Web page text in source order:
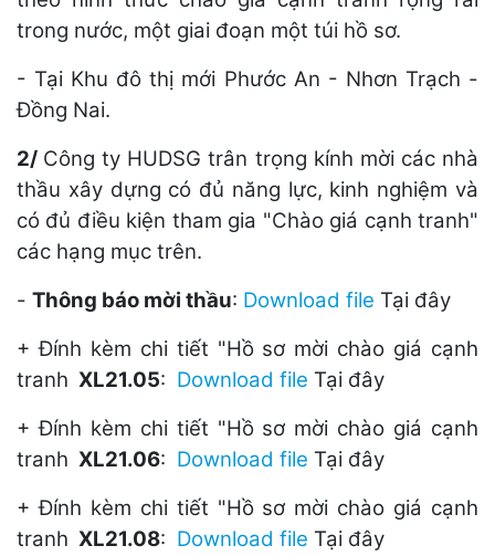
trong nước, một giai đoạn một túi hồ sơ.
- Tại Khu đô thị mới Phước An - Nhơn Trạch -
Đồng Nai.
2/ Công ty HUDSG trân trọng kính mời các nhà
thầu xây dựng có đủ năng lực, kinh nghiệm và
có đủ điều kiện tham gia "Chào giá cạnh tranh"
các hạng mục trên.
- Thông báo mời thầu: Download file Tại đây
+ Đính kèm chi tiết "Hồ sơ mời chào giá cạnh
tranh XL21.05: Download file Tại đây
+ Đính kèm chi tiết "Hồ sơ mời chào giá cạnh
tranh XL21.06: Download file Tại đây
+ Đính kèm chi tiết "Hồ sơ mời chào giá cạnh
tranh XL21.08: Download file Tại đây